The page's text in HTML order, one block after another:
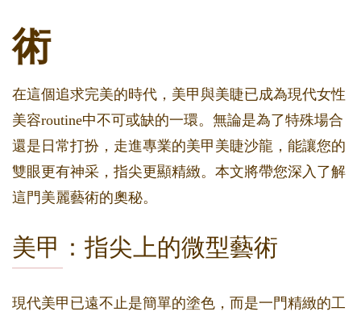
術
在這個追求完美的時代，美甲與美睫已成為現代女性
美容routine中不可或缺的一環。無論是為了特殊場合
還是日常打扮，走進專業的美甲美睫沙龍，能讓您的
雙眼更有神采，指尖更顯精緻。本文將帶您深入了解
這門美麗藝術的奧秘。
美甲：指尖上的微型藝術
現代美甲已遠不止是簡單的塗色，而是一門精緻的工